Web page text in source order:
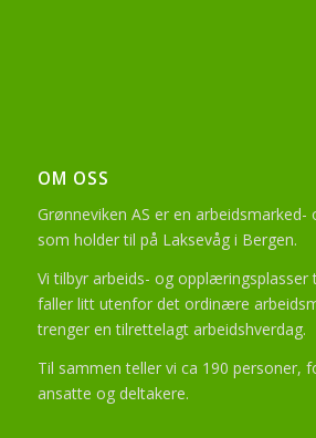
OM OSS
Grønneviken AS er en
som holder til på Laksevåg i Bergen.
Vi tilbyr arbeids- og opplæringsplasser
faller litt utenfor det ordinære
trenger en tilrettelagt arbeidshverdag.
Til sammen teller vi ca 190 personer,
ansatte og deltakere.